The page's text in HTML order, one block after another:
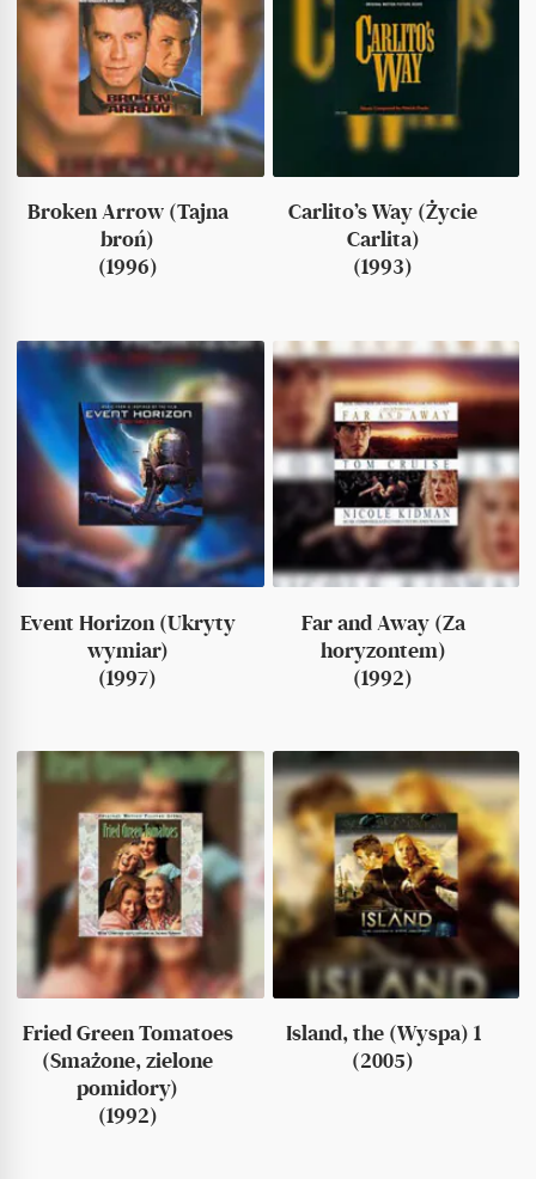
Broken Arrow (Tajna
broń)
(1996)
Carlito’s Way (Życie
Carlita)
(1993)
Event Horizon (Ukryty
wymiar)
(1997)
Far and Away (Za
horyzontem)
(1992)
Fried Green Tomatoes
(Smażone, zielone
pomidory)
(1992)
Island, the (Wyspa) 1
(2005)